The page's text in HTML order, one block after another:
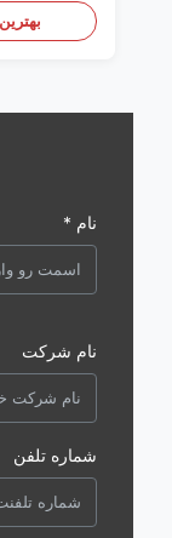
بهترین
نام شرکت
شماره تلفن